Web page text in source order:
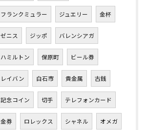
フランクミュラー ジュエリー 金杯
ゼニス ジッポ バレンシアガ
ハミルトン 保原町 ビール券
レイバン 白石市 貴金属 古銭
記念コイン 切手 テレフォンカード
金券 ロレックス シャネル オメガ